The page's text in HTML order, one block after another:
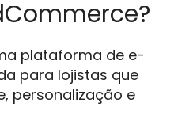
plataforma de e-
para lojistas que
personalização e